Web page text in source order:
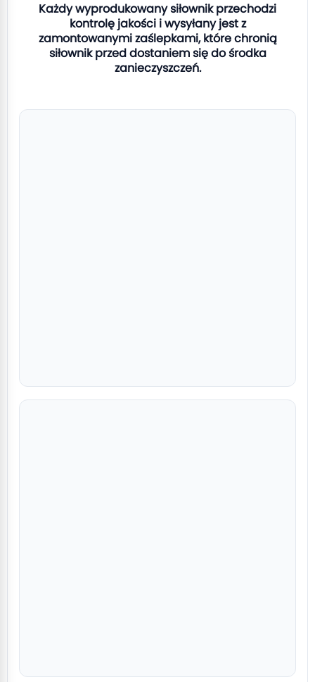
Każdy wyprodukowany siłownik przechodzi
kontrolę jakości i wysyłany jest z
zamontowanymi zaślepkami, które chronią
siłownik przed dostaniem się do środka
zanieczyszczeń.